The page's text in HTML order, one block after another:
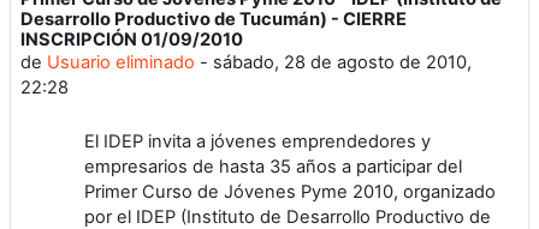
Desarrollo Productivo de Tucumán) - CIERRE
INSCRIPCIÓN 01/09/2010
de Usuario eliminado - sábado, 28 de agosto de 2010,
22:28
El IDEP invita a jóvenes emprendedores y
empresarios de hasta 35 años a participar del
Primer Curso de Jóvenes Pyme 2010, organizado
por el IDEP (Instituto de Desarrollo Productivo de